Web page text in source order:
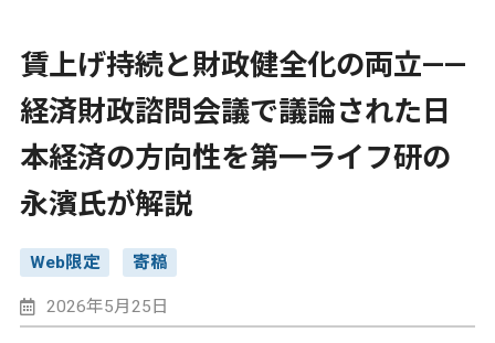
賃上げ持続と財政健全化の両立——
経済財政諮問会議で議論された日
本経済の方向性を第一ライフ研の
永濱氏が解説
Web限定 寄稿
2026年5月25日